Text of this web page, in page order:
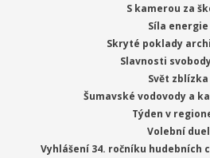
S kamerou za
Síla energie
Skryté poklady
Slavnosti
Svět zblízka
Šumavské vodovody a
Týden v
Volební duel
Vyhlášení 34. ročníku hudebních